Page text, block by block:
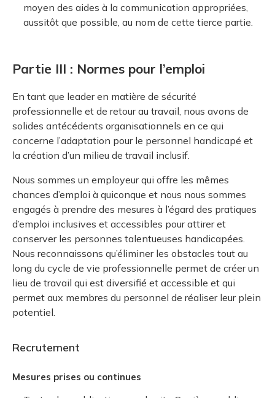
moyen des aides à la communication appropriées,
aussitôt que possible, au nom de cette tierce partie.
Partie III : Normes pour l’emploi
En tant que leader en matière de sécurité
professionnelle et de retour au travail, nous avons de
solides antécédents organisationnels en ce qui
concerne l’adaptation pour le personnel handicapé et
la création d’un milieu de travail inclusif.
Nous sommes un employeur qui offre les mêmes
chances d’emploi à quiconque et nous nous sommes
engagés à prendre des mesures à l’égard des pratiques
d’emploi inclusives et accessibles pour attirer et
conserver les personnes talentueuses handicapées.
Nous reconnaissons qu’éliminer les obstacles tout au
long du cycle de vie professionnelle permet de créer un
lieu de travail qui est diversifié et accessible et qui
permet aux membres du personnel de réaliser leur plein
potentiel.
Recrutement
Mesures prises ou continues